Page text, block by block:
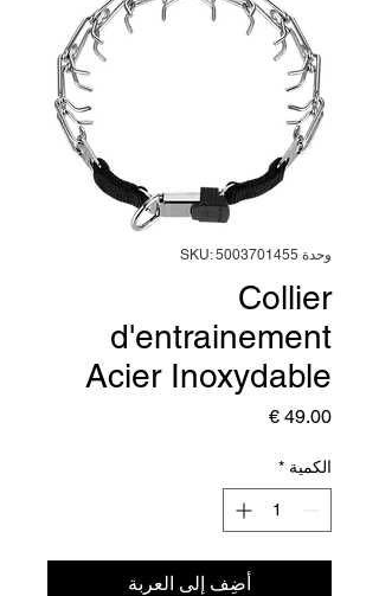
وحدة SKU: 5003701455
Collier
d'entrainement
Acier Inoxydable
السعر
الكمية *
أضِف إلى العربة